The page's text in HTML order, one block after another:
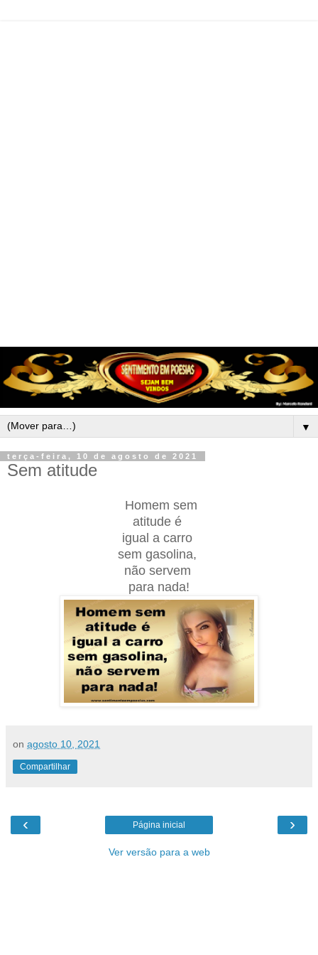
▼
terça-feira, 10 de agosto de 2021
Sem atitude
Homem sem
atitude é
igual a carro
sem gasolina,
não servem
para nada!
on agosto 10, 2021
Compartilhar
‹ ›
Página inicial
Ver versão para a web